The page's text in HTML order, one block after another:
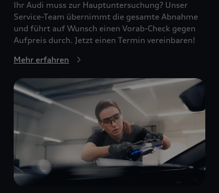
Ihr Audi muss zur Hauptuntersuchung? Unser
Service-Team übernimmt die gesamte Abnahme
und führt auf Wunsch einen Vorab-Check gegen
Aufpreis durch. Jetzt einen Termin vereinbaren!
Mehr erfahren